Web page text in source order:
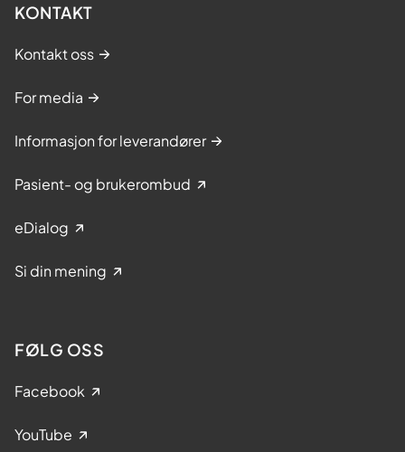
KONTAKT
Kontakt oss
For media
Informasjon for leverandører
Pasient- og brukerombud
eDialog
Si din mening
FØLG OSS
Facebook
YouTube